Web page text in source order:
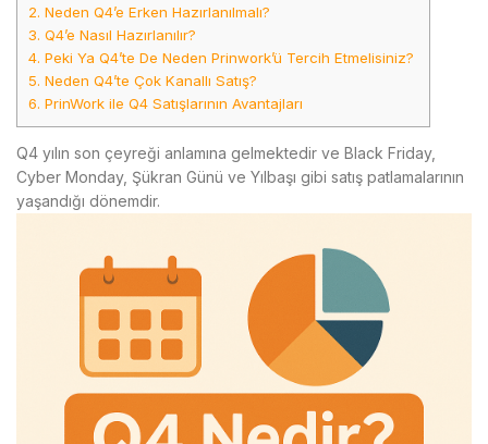
2. Neden Q4’e Erken Hazırlanılmalı?
3. Q4’e Nasıl Hazırlanılır?
4. Peki Ya Q4’te De Neden Prinwork’ü Tercih Etmelisiniz?
5. Neden Q4’te Çok Kanallı Satış?
6. PrinWork ile Q4 Satışlarının Avantajları
Q4 yılın son çeyreği anlamına gelmektedir ve Black Friday,
Cyber Monday, Şükran Günü ve Yılbaşı gibi satış patlamalarının
yaşandığı dönemdir.